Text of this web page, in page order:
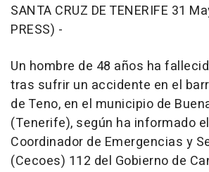
SANTA CRUZ DE TENERIFE 31
PRESS) -
Un hombre de 48 años ha
tras sufrir un accidente en el
de Teno, en el municipio de
(Tenerife), según ha informado
Coordinador de Emergencias y
(Cecoes) 112 del Gobierno de